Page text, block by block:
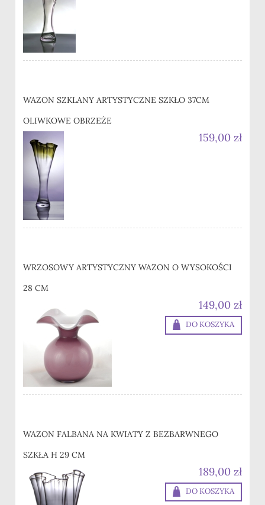
WAZON SZKLANY ARTYSTYCZNE SZKŁO 37CM
OLIWKOWE OBRZEŻE
159,00 zł
WRZOSOWY ARTYSTYCZNY WAZON O WYSOKOŚCI
28 CM
149,00 zł
DO KOSZYKA
WAZON FALBANA NA KWIATY Z BEZBARWNEGO
SZKŁA H 29 CM
189,00 zł
DO KOSZYKA